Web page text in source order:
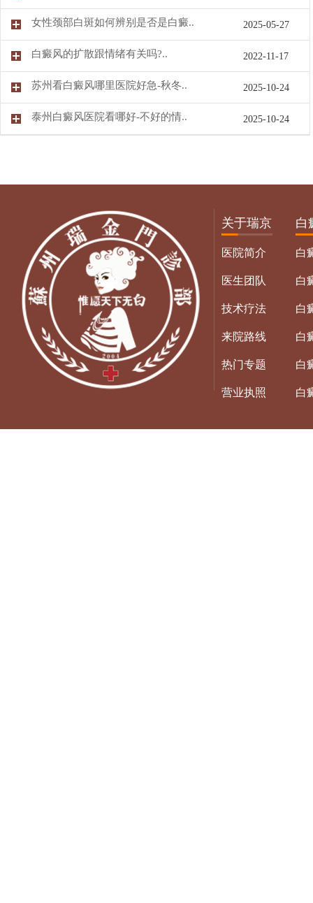
女性颈部白斑如何辨别是否是白癜.. 2025-05-27
白癜风的扩散跟情绪有关吗?.. 2022-11-17
苏州看白癜风哪里医院好急-秋冬.. 2025-10-24
泰州白癜风医院看哪好-不好的情.. 2025-10-24
关于瑞京
医院简介
医生团队
技术疗法
来院路线
热门专题
营业执照
白
白
白
白
白
白
白